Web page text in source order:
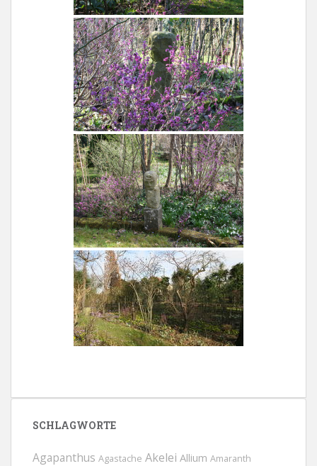
SCHLAGWORTE
Agapanthus Agastache Akelei Allium Amaranth